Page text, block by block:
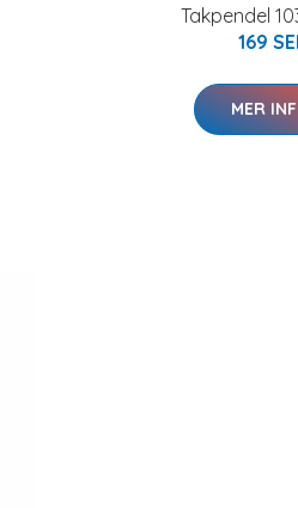
Takpendel
169
MER